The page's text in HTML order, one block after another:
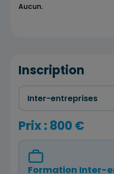
Aucun.
Inscription
Prix : 800 €
Formation Inter-